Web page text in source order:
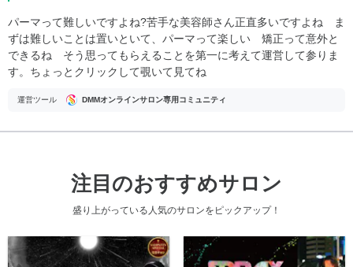
パーマって難しいですよね?苦手な美容師さん正直多いですよね ま
ずは難しいことは置いといて、パーマって楽しい 矯正って意外と
できるね そう思ってもらえることを第一に考えて運営して参りま
す。ちょっとクリックして覗いて見てね
運営ツール DMMオンラインサロン専用コミュニティ
注目のおすすめサロン
盛り上がっている人気のサロンをピックアップ！